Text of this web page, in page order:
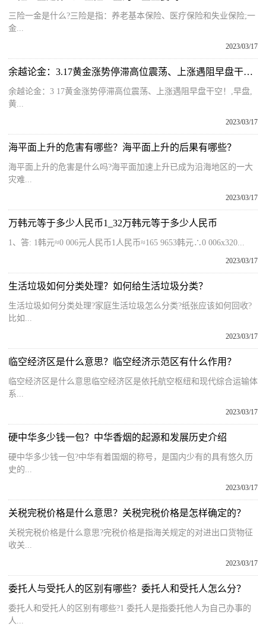
三险一金是什么?三险是指：养老基本保险、医疗保险和失业保险;一
金...
2023/03/17
余越论金：3.17黄金涨势停滞高位震荡、上涨遇阻早盘干空！
余越论金：3 17黄金涨势停滞高位震荡、上涨遇阻早盘干空！,早盘,
黄...
2023/03/17
海平面上升的危害有哪些？海平面上升的后果有哪些？
海平面上升的危害是什么吗?海平面加速上升已成为沿海地区的一大
灾难...
2023/03/17
万韩元等于多少人民币1_32万韩元等于多少人民币
1、答: 1韩元≈0 006元人民币1人民币≈165 9653韩元∴0 006x320...
2023/03/17
生活垃圾如何分类处理？如何给生活垃圾分类？
生活垃圾如何分类处理?家庭生活垃圾怎么分类?纸张应该如何回收?
比如...
2023/03/17
临空经济区是什么意思？临空经济示范区有什么作用？
临空经济区是什么意思临空经济区是依托航空枢纽和现代综合运输体
系...
2023/03/17
硬中华多少钱一包？中华香烟的起源和发展历史介绍
硬中华多少钱一包?中华有着国烟的称号，是国内少有的具有悠久历
史的...
2023/03/17
关税完税价格是什么意思？关税完税价格是怎样确定的？
关税完税价格是什么意思?完税价格是指海关规定的对进出口货物征
收关...
2023/03/17
委托人与受托人的区别有哪些？委托人和受托人怎么分？
委托人和受托人的区别有哪些?1 委托人是指委托他人为自己办事的
人...